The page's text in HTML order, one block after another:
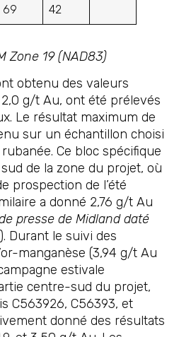
69
42
Zone 19 (NAD83)
obtenu des valeurs
g/t Au, ont été prélevés
Le résultat maximum de
sur un échantillon choisi
Ce bloc spécifique
de la zone du projet, où
prospection de l’été
a donné 2,76 g/t Au
presse de Midland daté
). Durant le suivi des
manganèse (3,94 g/t Au
estivale
centre-sud du projet,
C563926, C56393, et
donné des résultats